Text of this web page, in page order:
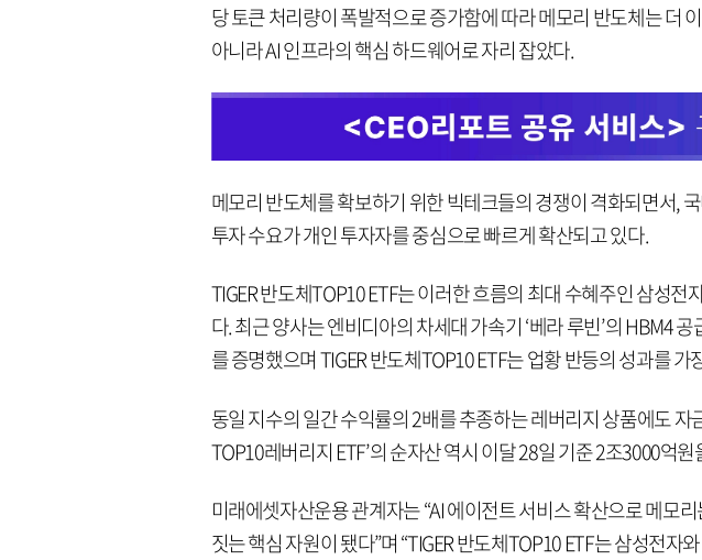
당 토큰 처리량이 폭발적으로 증가함에 따라 메모리 반도체는 더
아니라 AI 인프라의 핵심 하드웨어로 자리 잡았다.
메모리 반도체를 확보하기 위한 빅테크들의 경쟁이 격화되면서,
투자 수요가 개인 투자자를 중심으로 빠르게 확산되고 있다.
TIGER 반도체TOP10 ETF는 이러한 흐름의 최대 수혜주인 삼성전
다. 최근 양사는 엔비디아의 차세대 가속기 ‘베라 루빈’의 HBM4
를 증명했으며 TIGER 반도체TOP10 ETF는 업황 반등의 성과를
동일 지수의 일간 수익률의 2배를 추종하는 레버리지 상품에도 자
TOP10레버리지 ETF’의 순자산 역시 이달 28일 기준 2조3000억
미래에셋자산운용 관계자는 “AI 에이전트 서비스 확산으로 메모
짓는 핵심 자원이 됐다”며 “TIGER 반도체TOP10 ETF는 삼성전자